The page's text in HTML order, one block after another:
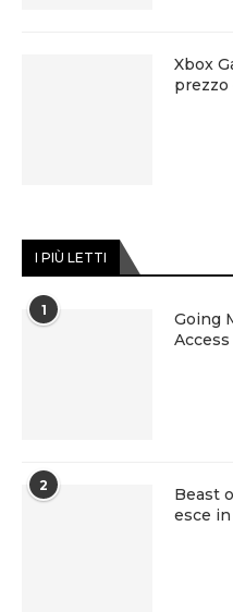
Xbox
prezzo
I PIÙ LETTI
1
Going
Access
2
Beast
esce